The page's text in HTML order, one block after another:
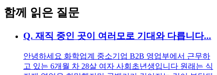
함께 읽은 질문
Q. 재직 중인 곳이 여러모로 기대와 다릅니다...
안녕하세요 화학업계 중소기업 B2B 영업부에서 근무하
고 있는 6개월 차 28살 여자 사회초년생입니다 원래는 식